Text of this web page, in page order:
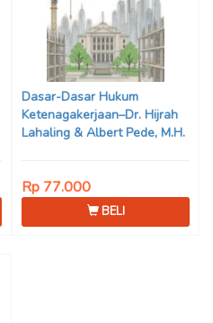
Dasar-Dasar Hukum
Ketenagakerjaan–Dr. Hijrah
Lahaling & Albert Pede, M.H.
Rp 77.000
BELI